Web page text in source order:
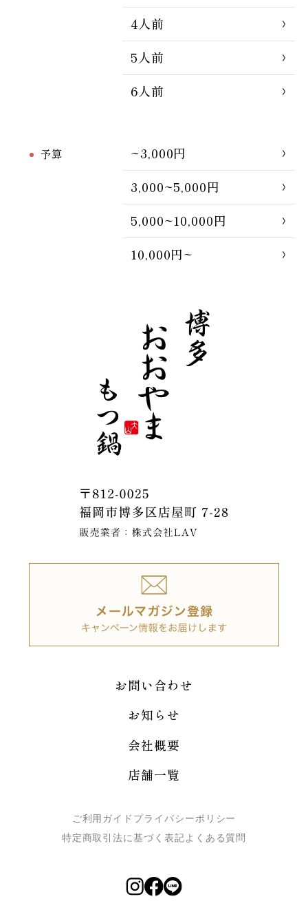
4人前
5人前
6人前
予算
~3,000円
3,000~5,000円
5,000~10,000円
10,000円~
お問い合わせ
お知らせ
会社概要
店舗一覧
ご利用ガイド プライバシーポリシー
特定商取引法に基づく表記よくある質問